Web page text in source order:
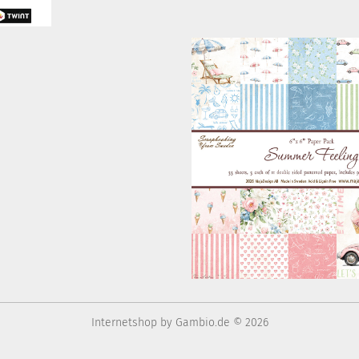
Internetshop by Gambio.de © 2026